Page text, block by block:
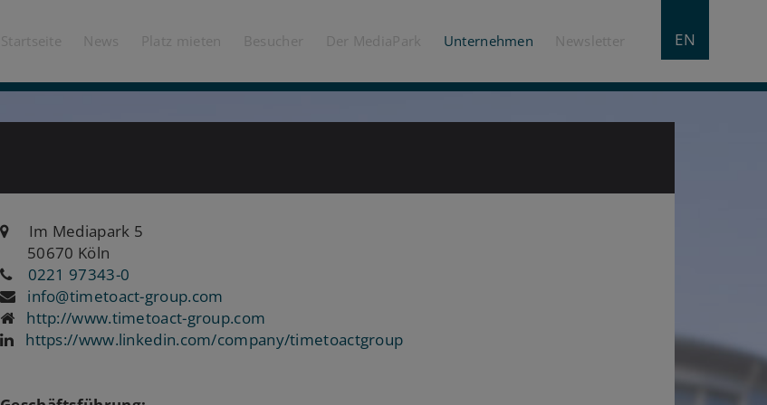
EN
Startseite News Platz mieten Besucher Der MediaPark Unternehmen Newsletter
Im Mediapark 5
50670 Köln
0221 97343-0
info@timetoact-group.com
http://www.timetoact-group.com
https://www.linkedin.com/company/timetoactgroup